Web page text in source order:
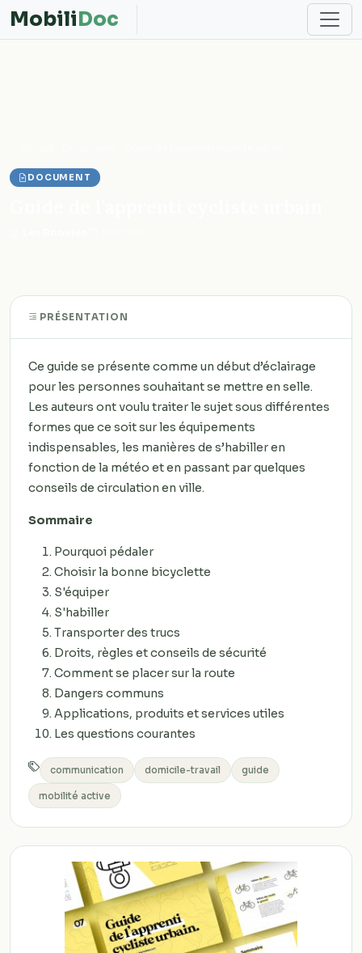
MobiliDoc
DOCUMENT
PRÉSENTATION
Ce guide se présente comme un début d’éclairage
pour les personnes souhaitant se mettre en selle.
Les auteurs ont voulu traiter le sujet sous différentes
formes que ce soit sur les équipements
indispensables, les manières de s’habiller en
fonction de la météo et en passant par quelques
conseils de circulation en ville.
Sommaire
Pourquoi pédaler
Choisir la bonne bicyclette
S'équiper
S'habiller
Transporter des trucs
Droits, règles et conseils de sécurité
Comment se placer sur la route
Dangers communs
Applications, produits et services utiles
Les questions courantes
communication domicile-travail guide
mobilité active